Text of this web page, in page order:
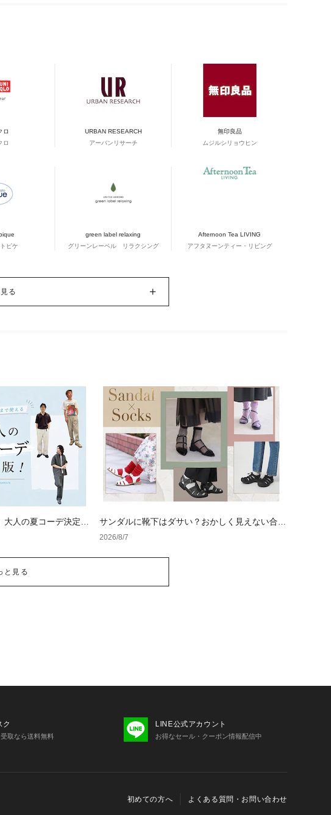
ロ
ロ
URBAN RESEARCH
アーバンリサーチ
無印良品
ムジルシリョウヒン
ピケ
green label relaxing
グリーンレーベル リラクシング
Afternoon Tea LIVING
アフタヌーンティー・リビング
る
大人の夏コーデ決定
な着こなし
サンダルに靴下はダサい？おかしく見えない合わ
せ方の黄金法則と男女別おすすめコーデ
2026/8/7
と見る
ク
取なら送料無料
LINE公式アカウント
お得なセール・クーポン情報配信中
初めての方へ よくある質問・お問い合わせ